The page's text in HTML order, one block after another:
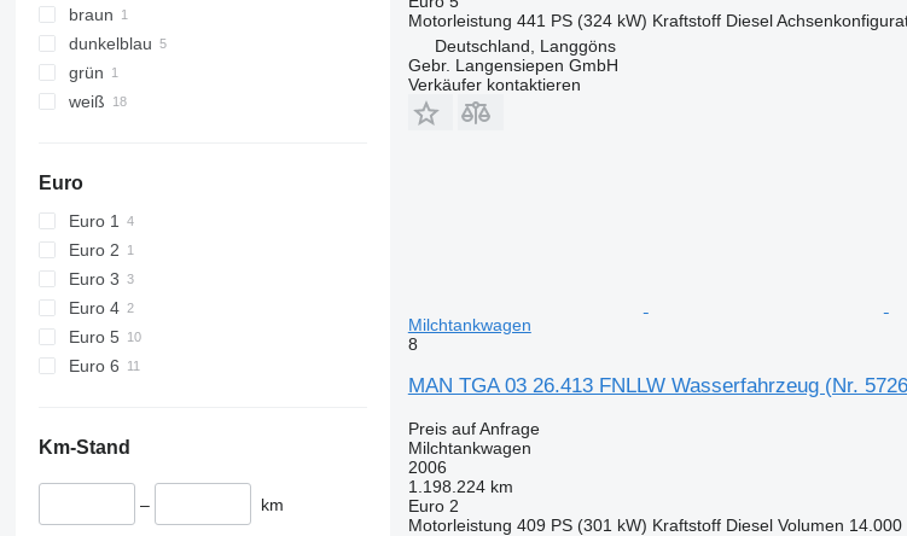
braun
dunkelblau
grün
weiß
Euro
Euro 1
Euro 2
Euro 3
Euro 4
Euro 5
Euro 6
Km-Stand
– km
Motorleistung 441 PS (324 kW) Kraftstoff Diesel
Deutschland, Langgöns
Gebr. Langensiepen GmbH
Verkäufer kontaktieren
Milchtankwagen
8
MAN TGA 03 26.413 FNLLW Wasserfahrzeug (Nr.
Preis auf Anfrage
Milchtankwagen
2006
1.198.224 km
Euro 2
Motorleistung 409 PS (301 kW) Kraftstoff Diesel Volumen 14.000